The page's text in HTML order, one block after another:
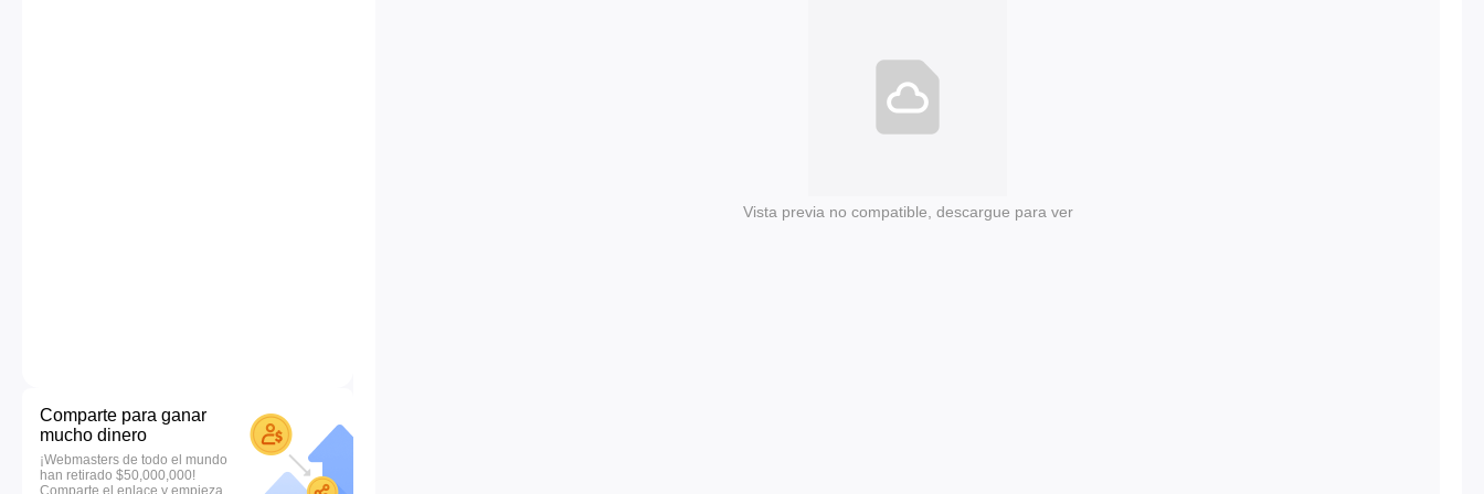
Comparte para ganar
mucho dinero
¡Webmasters de todo el mundo
han retirado $50,000,000!
Comparte el enlace y empieza
Vista previa no compatible, descargue para ver